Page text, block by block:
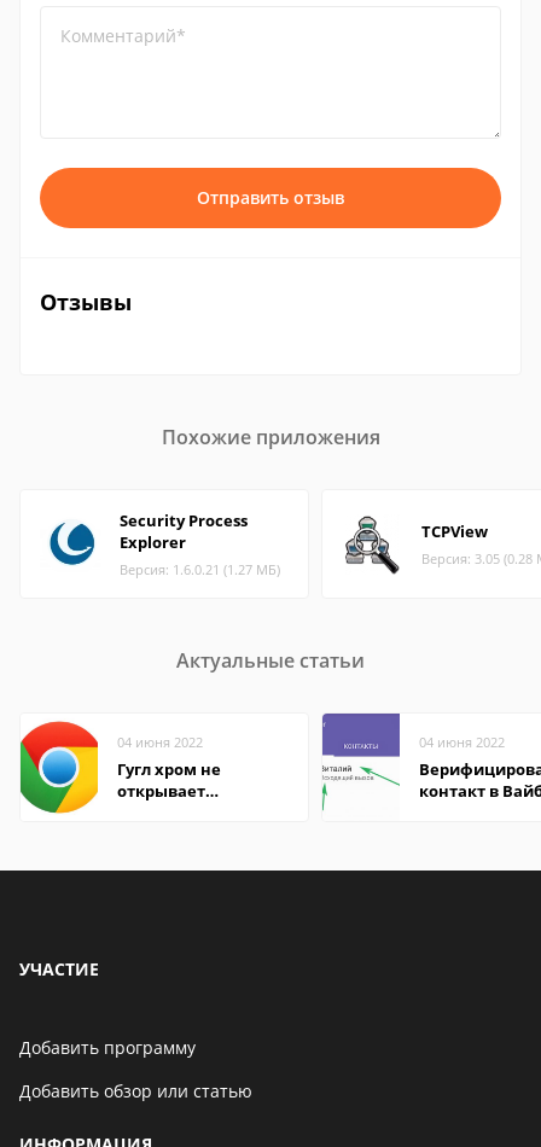
Комментарий*
Отправить отзыв
Отзывы
Похожие приложения
Security Process
Explorer
Версия: 1.6.0.21 (1.27 МБ)
TCPView
Версия: 3.05 (0.28
Актуальные статьи
04 июня 2022
Гугл хром не
открывает
04 июня 2022
контакт в
УЧАСТИЕ
Добавить программу
Добавить обзор или статью